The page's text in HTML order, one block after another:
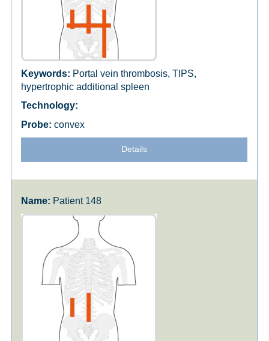
Portal vein thrombosis, TIPS,
hypertrophic additional spleen
convex
Details
Patient 148